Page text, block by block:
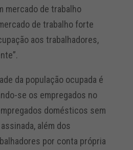
mercado de trabalho
de trabalho forte
aos trabalhadores,
da população ocupada é
se os empregados no
domésticos sem
além dos
por conta própria